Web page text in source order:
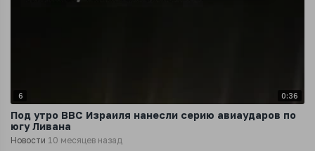
6 0:36
Под утро ВВС Израиля нанесли серию авиаударов по
югу Ливана
Новости 10 месяцев назад